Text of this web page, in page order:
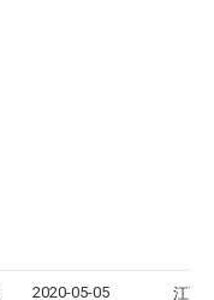
2020-05-05
江西